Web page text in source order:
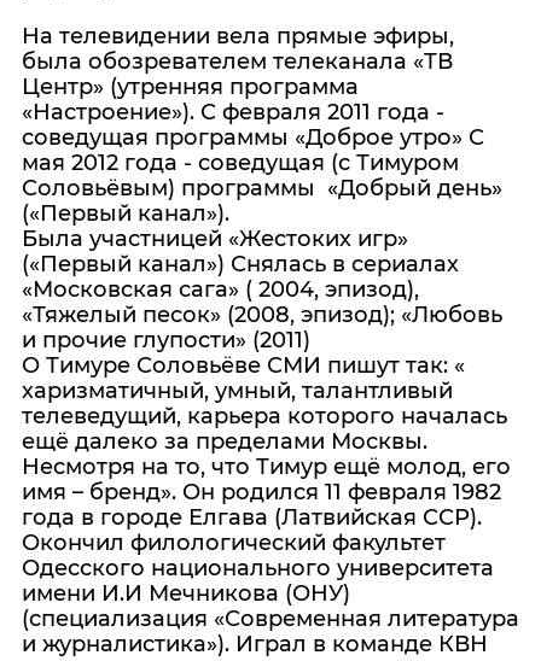
На телевидении вела прямые эфиры,
была обозревателем телеканала «ТВ
Центр» (утренняя программа
«Настроение»). С февраля 2011 года -
соведущая программы «Доброе утро» С
мая 2012 года - соведущая (с Тимуром
Соловьёвым) программы «Добрый день»
(«Первый канал»).
Была участницей «Жестоких игр»
(«Первый канал») Снялась в сериалах
«Московская сага» ( 2004, эпизод),
«Тяжелый песок» (2008, эпизод); «Любовь
и прочие глупости» (2011)
О Тимуре Соловьёве СМИ пишут так: «
харизматичный, умный, талантливый
телеведущий, карьера которого началась
ещё далеко за пределами Москвы.
Несмотря на то, что Тимур ещё молод, его
имя – бренд». Он родился 11 февраля 1982
года в городе Елгава (Латвийская ССР).
Окончил филологический факультет
Одесского национального университета
имени И.И Мечникова (ОНУ)
(специализация «Современная литература
и журналистика»). Играл в команде КВН